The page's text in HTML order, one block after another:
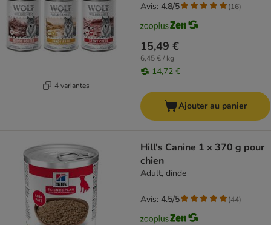
4 variantes
15,49 €
6,45 € / kg
14,72 €
Avis: 4.8/5 (16)
Ajouter au panier
Hill's Canine 1 x 370 g pour
chien
Adult, dinde
Avis: 4.5/5 (44)